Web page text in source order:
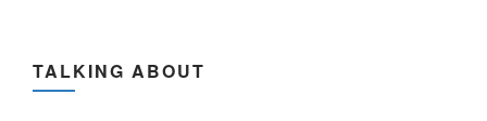
TALKING ABOUT